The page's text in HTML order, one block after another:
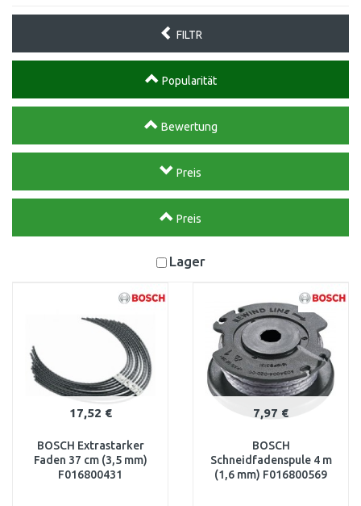
FILTR
Popularität
Bewertung
Preis
Preis
Lager
17,52 €
BOSCH Extrastarker
Faden 37 cm (3,5 mm)
F016800431
7,97 €
BOSCH
Schneidfadenspule 4 m
(1,6 mm) F016800569